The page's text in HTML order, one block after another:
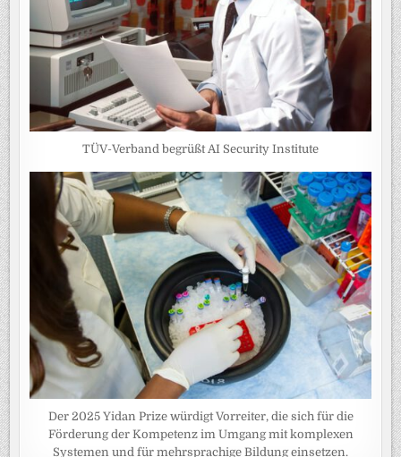
TÜV-Verband begrüßt AI Security Institute
Der 2025 Yidan Prize würdigt Vorreiter, die sich für die
Förderung der Kompetenz im Umgang mit komplexen
Systemen und für mehrsprachige Bildung einsetzen.